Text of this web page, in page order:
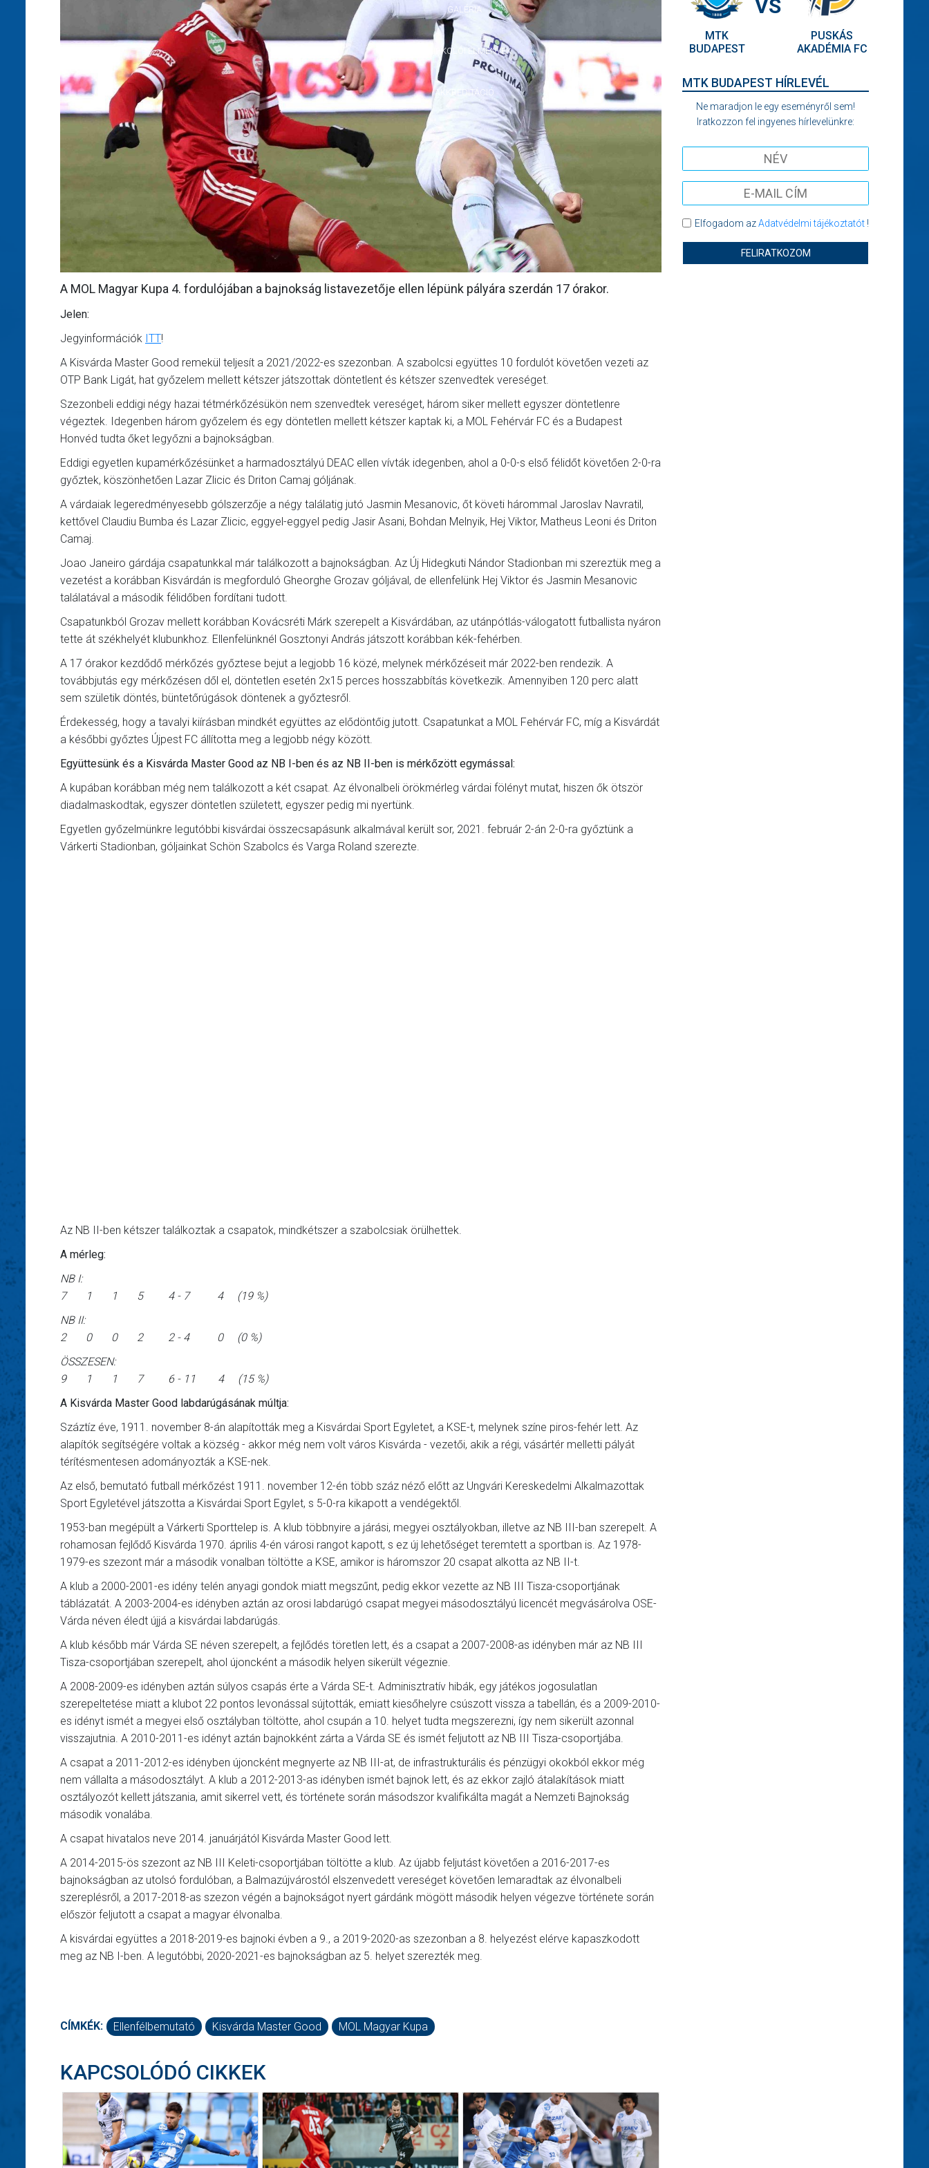
GALÉRIA
SZURKOLÓI ÉLMÉNYEK
AKKREDITÁCIÓ
A MOL Magyar Kupa 4. fordulójában a bajnokság listavezetője ellen lépünk pályára szerdán 17 órakor.
Jelen:
Jegyinformációk ITT!
A Kisvárda Master Good remekül teljesít a 2021/2022-es szezonban. A szabolcsi együttes 10 fordulót követően vezeti az
OTP Bank Ligát, hat győzelem mellett kétszer játszottak döntetlent és kétszer szenvedtek vereséget.
Szezonbeli eddigi négy hazai tétmérkőzésükön nem szenvedtek vereséget, három siker mellett egyszer döntetlenre
végeztek. Idegenben három győzelem és egy döntetlen mellett kétszer kaptak ki, a MOL Fehérvár FC és a Budapest
Honvéd tudta őket legyőzni a bajnokságban.
Eddigi egyetlen kupamérkőzésünket a harmadosztályú DEAC ellen vívták idegenben, ahol a 0-0-s első félidőt követően 2-0-ra
győztek, köszönhetően Lazar Zlicic és Driton Camaj góljának.
A várdaiak legeredményesebb gólszerzője a négy találatig jutó Jasmin Mesanovic, őt követi hárommal Jaroslav Navratil,
kettővel Claudiu Bumba és Lazar Zlicic, eggyel-eggyel pedig Jasir Asani, Bohdan Melnyik, Hej Viktor, Matheus Leoni és Driton
Camaj.
Joao Janeiro gárdája csapatunkkal már találkozott a bajnokságban. Az Új Hidegkuti Nándor Stadionban mi szereztük meg a
vezetést a korábban Kisvárdán is megforduló Gheorghe Grozav góljával, de ellenfelünk Hej Viktor és Jasmin Mesanovic
találatával a második félidőben fordítani tudott.
Csapatunkból Grozav mellett korábban Kovácsréti Márk szerepelt a Kisvárdában, az utánpótlás-válogatott futballista nyáron
tette át székhelyét klubunkhoz. Ellenfelünknél Gosztonyi András játszott korábban kék-fehérben.
A 17 órakor kezdődő mérkőzés győztese bejut a legjobb 16 közé, melynek mérkőzéseit már 2022-ben rendezik. A
továbbjutás egy mérkőzésen dől el, döntetlen esetén 2x15 perces hosszabbítás következik. Amennyiben 120 perc alatt
sem születik döntés, büntetőrúgások döntenek a győztesről.
Érdekesség, hogy a tavalyi kiírásban mindkét együttes az elődöntőig jutott. Csapatunkat a MOL Fehérvár FC, míg a Kisvárdát
a későbbi győztes Újpest FC állította meg a legjobb négy között.
Együttesünk és a Kisvárda Master Good az NB I-ben és az NB II-ben is mérkőzött egymással:
A kupában korábban még nem találkozott a két csapat. Az élvonalbeli örökmérleg várdai fölényt mutat, hiszen ők ötször
diadalmaskodtak, egyszer döntetlen született, egyszer pedig mi nyertünk.
Egyetlen győzelmünkre legutóbbi kisvárdai összecsapásunk alkalmával került sor, 2021. február 2-án 2-0-ra győztünk a
Várkerti Stadionban, góljainkat Schön Szabolcs és Varga Roland szerezte.
Az NB II-ben kétszer találkoztak a csapatok, mindkétszer a szabolcsiak örülhettek.
A mérleg:
NB I:
7 1 1 5 4 - 7 4 (19 %)
NB II:
2 0 0 2 2 - 4 0 (0 %)
ÖSSZESEN:
9 1 1 7 6 - 11 4 (15 %)
A Kisvárda Master Good labdarúgásának múltja:
Száztíz éve, 1911. november 8-án alapították meg a Kisvárdai Sport Egyletet, a KSE-t, melynek színe piros-fehér lett. Az
alapítók segítségére voltak a község - akkor még nem volt város Kisvárda - vezetői, akik a régi, vásártér melletti pályát
térítésmentesen adományozták a KSE-nek.
Az első, bemutató futball mérkőzést 1911. november 12-én több száz néző előtt az Ungvári Kereskedelmi Alkalmazottak
Sport Egyletével játszotta a Kisvárdai Sport Egylet, s 5-0-ra kikapott a vendégektől.
1953-ban megépült a Várkerti Sporttelep is. A klub többnyire a járási, megyei osztályokban, illetve az NB III-ban szerepelt. A
rohamosan fejlődő Kisvárda 1970. április 4-én városi rangot kapott, s ez új lehetőséget teremtett a sportban is. Az 1978-
1979-es szezont már a második vonalban töltötte a KSE, amikor is háromszor 20 csapat alkotta az NB II-t.
A klub a 2000-2001-es idény telén anyagi gondok miatt megszűnt, pedig ekkor vezette az NB III Tisza-csoportjának
táblázatát. A 2003-2004-es idényben aztán az orosi labdarúgó csapat megyei másodosztályú licencét megvásárolva OSE-
Várda néven éledt újjá a kisvárdai labdarúgás.
A klub később már Várda SE néven szerepelt, a fejlődés töretlen lett, és a csapat a 2007-2008-as idényben már az NB III
Tisza-csoportjában szerepelt, ahol újoncként a második helyen sikerült végeznie.
A 2008-2009-es idényben aztán súlyos csapás érte a Várda SE-t. Adminisztratív hibák, egy játékos jogosulatlan
szerepeltetése miatt a klubot 22 pontos levonással sújtották, emiatt kiesőhelyre csúszott vissza a tabellán, és a 2009-2010-
es idényt ismét a megyei első osztályban töltötte, ahol csupán a 10. helyet tudta megszerezni, így nem sikerült azonnal
visszajutnia. A 2010-2011-es idényt aztán bajnokként zárta a Várda SE és ismét feljutott az NB III Tisza-csoportjába.
A csapat a 2011-2012-es idényben újoncként megnyerte az NB III-at, de infrastrukturális és pénzügyi okokból ekkor még
nem vállalta a másodosztályt. A klub a 2012-2013-as idényben ismét bajnok lett, és az ekkor zajló átalakítások miatt
osztályozót kellett játszania, amit sikerrel vett, és története során másodszor kvalifikálta magát a Nemzeti Bajnokság
második vonalába.
A csapat hivatalos neve 2014. januárjától Kisvárda Master Good lett.
A 2014-2015-ös szezont az NB III Keleti-csoportjában töltötte a klub. Az újabb feljutást követően a 2016-2017-es
bajnokságban az utolsó fordulóban, a Balmazújvárostól elszenvedett vereséget követően lemaradtak az élvonalbeli
szereplésről, a 2017-2018-as szezon végén a bajnokságot nyert gárdánk mögött második helyen végezve története során
először feljutott a csapat a magyar élvonalba.
A kisvárdai együttes a 2018-2019-es bajnoki évben a 9., a 2019-2020-as szezonban a 8. helyezést elérve kapaszkodott
meg az NB I-ben. A legutóbbi, 2020-2021-es bajnokságban az 5. helyet szerezték meg.
CÍMKÉK: Ellenfélbemutató Kisvárda Master Good MOL Magyar Kupa
KAPCSOLÓDÓ CIKKEK
MTK
BUDAPEST
VS
PUSKÁS
AKADÉMIA FC
MTK BUDAPEST HÍRLEVÉL
Ne maradjon le egy eseményről sem!
Iratkozzon fel ingyenes hírlevelünkre:
Elfogadom azAdatvédelmi tájékoztatót!
FELIRATKOZOM